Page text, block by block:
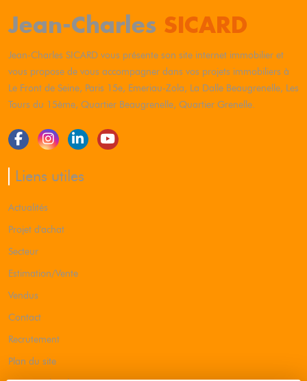
Jean-Charles SICARD
Jean-Charles SICARD vous présente son site internet immobilier et
vous propose de vous accompagner dans vos projets immobiliers à
Le Front de Seine, Paris 15e, Emeriau-Zola, La Dalle Beaugrenelle, Les
Tours du 15ème, Quartier Beaugrenelle, Quartier Grenelle.
Liens utiles
Actualités
Projet d'achat
Secteur
Estimation/Vente
Vendus
Contact
Recrutement
Plan du site